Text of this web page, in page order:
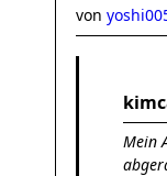
von
Mein